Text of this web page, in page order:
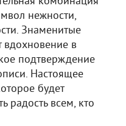
нежности,
Знаменитые
вдохновение в
подтверждение
Настоящее
будет
радость всем, кто